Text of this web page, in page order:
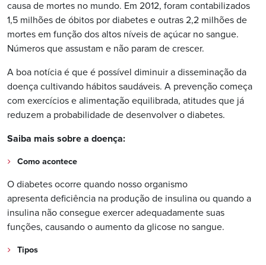
causa de mortes no mundo. Em 2012, foram contabilizados
1,5 milhões de óbitos por diabetes e outras 2,2 milhões de
mortes em função dos altos níveis de açúcar no sangue.
Números que assustam e não param de crescer.
A boa notícia é que é possível diminuir a disseminação da
doença cultivando hábitos saudáveis. A prevenção começa
com exercícios e alimentação equilibrada, atitudes que já
reduzem a probabilidade de desenvolver o diabetes.
Saiba mais sobre a doença:
Como acontece
O diabetes ocorre quando nosso organismo
apresenta deficiência na produção de insulina ou quando a
insulina não consegue exercer adequadamente suas
funções, causando o aumento da glicose no sangue.
Tipos